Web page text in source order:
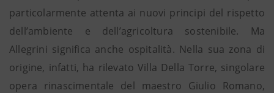
particolarmente attenta ai nuovi principi del rispetto
dell’ambiente e dell’agricoltura sostenibile. Ma
Allegrini significa anche ospitalità. Nella sua zona di
origine, infatti, ha rilevato Villa Della Torre, singolare
opera rinascimentale del maestro Giulio Romano,